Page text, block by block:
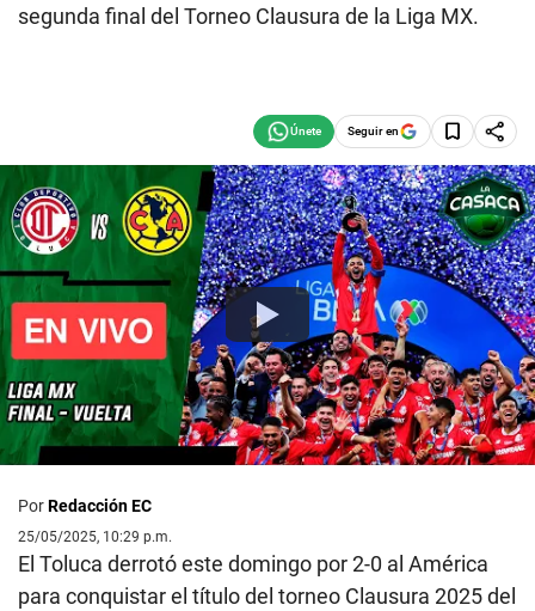
segunda final del Torneo Clausura de la Liga MX.
Seguir en
PorRedacción EC
25/05/2025, 10:29 p.m.
El Toluca derrotó este domingo por 2-0 al América
para conquistar el título del torneo Clausura 2025 del